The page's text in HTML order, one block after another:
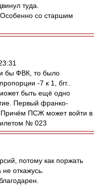
туда.
со старшим
бы ФВК, то было
-7 к 1, бгг..
быть ещё одно
Первый франко-
Причём ПСЖ может войти в
№ 023
потому как поржать
откажусь.